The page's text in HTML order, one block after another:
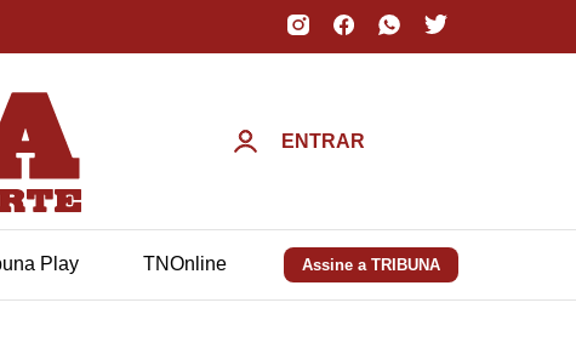
ENTRAR
Play TNOnline Assine a TRIBUNA